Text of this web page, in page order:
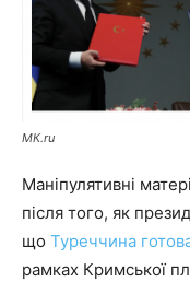
MК.ru
Маніпулятивні
після того, як
що Туреччина
рамках Кримської